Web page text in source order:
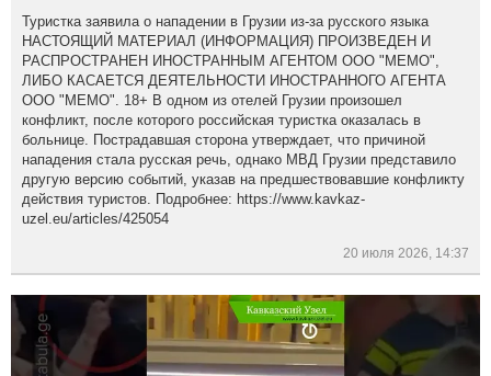
Туристка заявила о нападении в Грузии из-за русского языка
НАСТОЯЩИЙ МАТЕРИАЛ (ИНФОРМАЦИЯ) ПРОИЗВЕДЕН И
РАСПРОСТРАНЕН ИНОСТРАННЫМ АГЕНТОМ ООО "МЕМО",
ЛИБО КАСАЕТСЯ ДЕЯТЕЛЬНОСТИ ИНОСТРАННОГО АГЕНТА
ООО "МЕМО". 18+ В одном из отелей Грузии произошел
конфликт, после которого российская туристка оказалась в
больнице. Пострадавшая сторона утверждает, что причиной
нападения стала русская речь, однако МВД Грузии представило
другую версию событий, указав на предшествовавшие конфликту
действия туристов. Подробнее: https://www.kavkaz-
uzel.eu/articles/425054
20 июля 2026, 14:37